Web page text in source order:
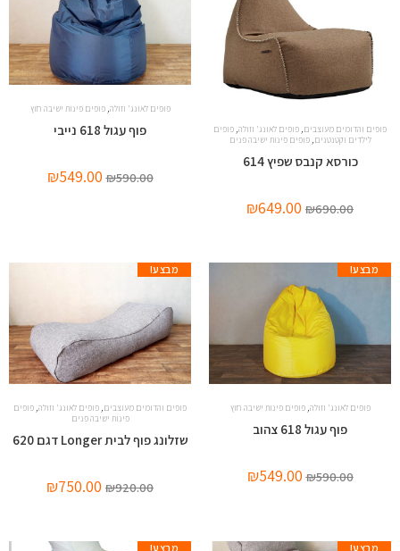
פופים והדומים מעוצבים, פופים לאונג' וזולה, פופים
לילדים וקטנטנים,פופים פינות ישיבה פנים
כורסא קנבס שפיץ 614
₪690.00
₪649.00
פופים לאונג' וזולה,פופים פינות ישיבה חוץ
פוף עגול 618 נייבי
₪590.00
₪549.00
מבצע!
פופים לאונג' וזולה,פופים פינות ישיבה חוץ
פוף עגול 618 צהוב
₪590.00
₪549.00
מבצע!
פופים והדומים מעוצבים, פופים לאונג' וזולה, פופים
פינות ישיבה פנים
שזלונג פוף לבית Longer דגם 620
₪920.00
₪750.00
מבצע! מבצע!